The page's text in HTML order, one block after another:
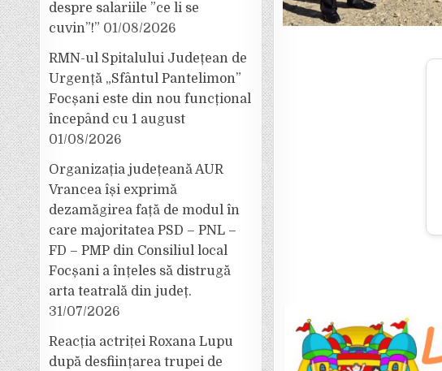
despre salariile ”ce li se
cuvin”!” 01/08/2026
RMN-ul Spitalului Județean de
Urgență „Sfântul Pantelimon”
Focșani este din nou funcțional
începând cu 1 august
01/08/2026
Organizația județeană AUR
Vrancea își exprimă
dezamăgirea față de modul în
care majoritatea PSD – PNL –
FD – PMP din Consiliul local
Focșani a înțeles să distrugă
arta teatrală din județ.
31/07/2026
Reacția actriței Roxana Lupu
după desființarea trupei de